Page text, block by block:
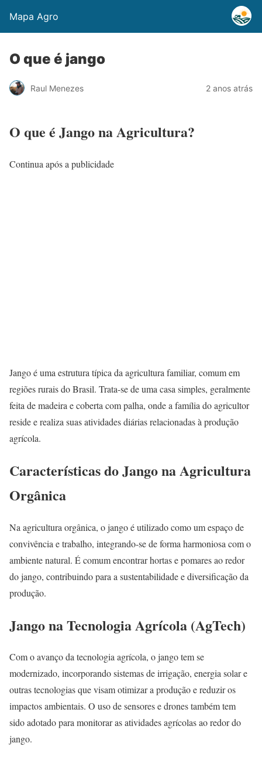
Mapa Agro
O que é jango
Raul Menezes 2 anos atrás
O que é Jango na Agricultura?
Continua após a publicidade
Jango é uma estrutura típica da agricultura familiar, comum em
regiões rurais do Brasil. Trata-se de uma casa simples, geralmente
feita de madeira e coberta com palha, onde a família do agricultor
reside e realiza suas atividades diárias relacionadas à produção
agrícola.
Características do Jango na Agricultura
Orgânica
Na agricultura orgânica, o jango é utilizado como um espaço de
convivência e trabalho, integrando-se de forma harmoniosa com o
ambiente natural. É comum encontrar hortas e pomares ao redor
do jango, contribuindo para a sustentabilidade e diversificação da
produção.
Jango na Tecnologia Agrícola (AgTech)
Com o avanço da tecnologia agrícola, o jango tem se
modernizado, incorporando sistemas de irrigação, energia solar e
outras tecnologias que visam otimizar a produção e reduzir os
impactos ambientais. O uso de sensores e drones também tem
sido adotado para monitorar as atividades agrícolas ao redor do
jango.